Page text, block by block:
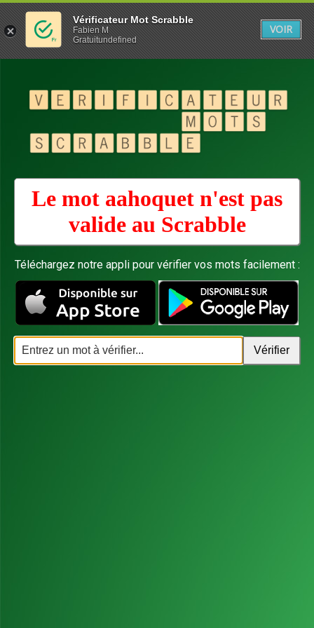
Le mot aahoquet n'est pas
valide au Scrabble
Téléchargez notre appli pour vérifier vos mots facilement :
Vérificateur Mot Scrabble
Fabien M
Gratuitundefined
VOIR